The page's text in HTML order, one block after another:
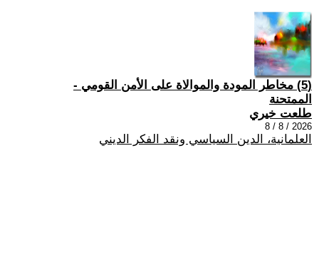
(5) مخاطر المودة والموالاة على الأمن القومي -
الممتحنة
طلعت خيري
2026 / 8 / 8
العلمانية، الدين السياسي ونقد الفكر الديني